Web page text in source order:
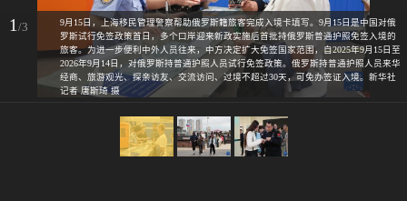
1/3
9月15日，上海移民管理警察帮助俄罗斯籍旅客完成入境卡填写。9月15日是中国对俄
罗斯试行免签政策首日，多个口岸迎来新政实施后首批持俄罗斯普通护照免签入境的
旅客。为进一步便利中外人员往来，中方决定扩大免签国家范围，自2025年9月15日至
2026年9月14日，对俄罗斯持普通护照人员试行免签政策。俄罗斯持普通护照人员来华
经商、旅游观光、探亲访友、交流访问、过境不超过30天，可免办签证入境。新华社
记者 唐斯琦 摄